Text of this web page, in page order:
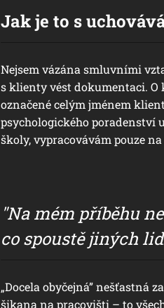
Jak je to s
Nejsem vázána smluvními
s klienty vést dokumentaci. O
označené celým jménem
psychologického poradenství
školy, vypracovávám pouze
"Na mém příběhu
co spoustě jiných
„Docela obyčejná” nešťastná
šikana na pracovišti – to